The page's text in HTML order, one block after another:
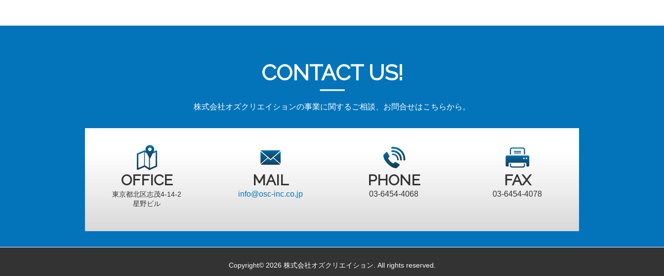
CONTACT US!
株式会社オズクリエイションの事業に関するご相談、お問合せはこちらから。
OFFICE
東京都北区志茂4-14-2
星野ビル
MAIL
info@osc-inc.co.jp
PHONE
03-6454-4068
FAX
03-6454-4078
Copyright© 2026 株式会社オズクリエイション . All rights reserved.